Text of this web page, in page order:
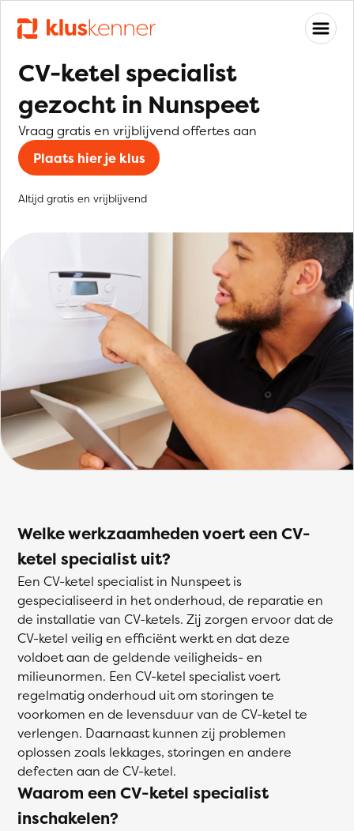
CV-ketel specialist
gezocht in Nunspeet
Vraag gratis en vrijblijvend offertes aan
Plaats hier je klus
Altijd gratis en vrijblijvend
Welke werkzaamheden voert een CV-
ketel specialist uit?
Een CV-ketel specialist in Nunspeet is
gespecialiseerd in het onderhoud, de reparatie en
de installatie van CV-ketels. Zij zorgen ervoor dat de
CV-ketel veilig en efficiënt werkt en dat deze
voldoet aan de geldende veiligheids- en
milieunormen. Een CV-ketel specialist voert
regelmatig onderhoud uit om storingen te
voorkomen en de levensduur van de CV-ketel te
verlengen. Daarnaast kunnen zij problemen
oplossen zoals lekkages, storingen en andere
defecten aan de CV-ketel.
Waarom een CV-ketel specialist
inschakelen?